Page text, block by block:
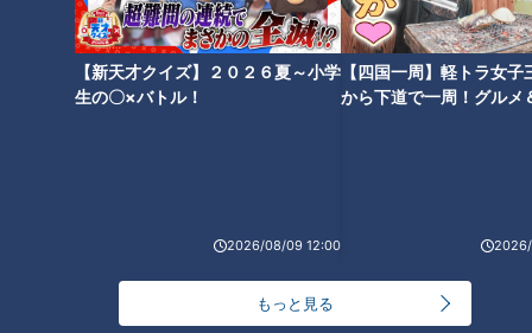
【新天才クイズ】２０２６夏～小学
生の〇×バトル！
2026/08/09 12:00
【四国一周】軽トラ女子
から下道で一周！グルメ
もっと見る
ランキング
RANKING